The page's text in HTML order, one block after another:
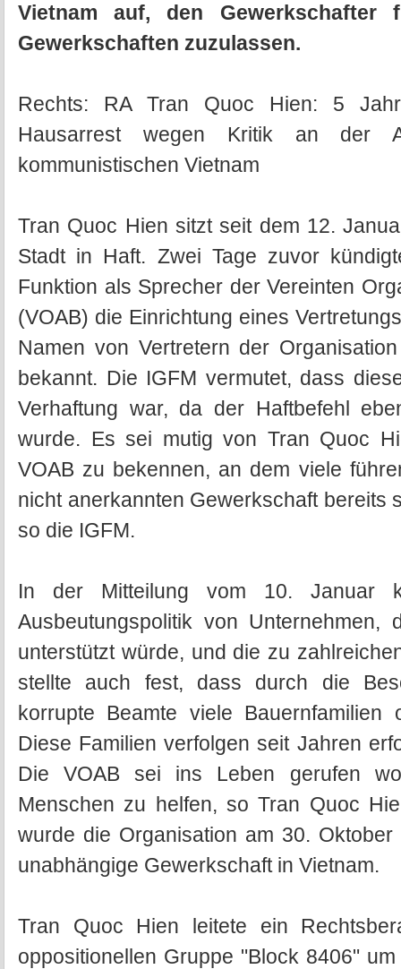
Vietnam auf, den Gewerkschafter
Gewerkschaften zuzulassen.
Rechts: RA Tran Quoc Hien: 5
Hausarrest wegen Kritik an der
kommunistischen Vietnam
Tran Quoc Hien sitzt seit dem 12.
Stadt in Haft. Zwei Tage zuvor
Funktion als Sprecher der Vereinten
(VOAB) die Einrichtung eines
Namen von Vertretern der
bekannt. Die IGFM vermutet, dass
Verhaftung war, da der Haftbefehl
wurde. Es sei mutig von Tran Quoc
VOAB zu bekennen, an dem viele
nicht anerkannten Gewerkschaft bereits
so die IGFM.
In der Mitteilung vom 10. Januar
Ausbeutungspolitik von Unternehmen,
unterstützt würde, und die zu
stellte auch fest, dass durch die
korrupte Beamte viele Bauernfamilien
Diese Familien verfolgen seit Jahren
Die VOAB sei ins Leben gerufen
Menschen zu helfen, so Tran Quoc
wurde die Organisation am 30.
unabhängige Gewerkschaft in Vietnam.
Tran Quoc Hien leitete ein
oppositionellen Gruppe "Block 8406"